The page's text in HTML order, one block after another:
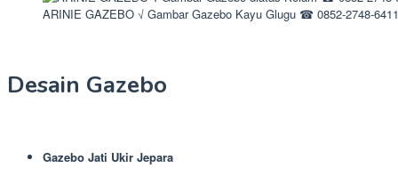
ARINIE GAZEBO √ Gambar Gazebo Kayu Glugu ☎ 0852-2748-6411
Desain Gazebo
Gazebo Jati Ukir Jepara